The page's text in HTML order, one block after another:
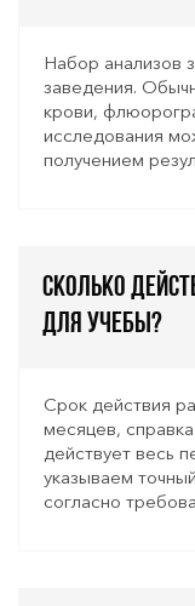
Набор анализов
заведения.
крови,
исследования
получением
Сколько
для учебы?
Срок действия
месяцев,
действует весь
указываем
согласно